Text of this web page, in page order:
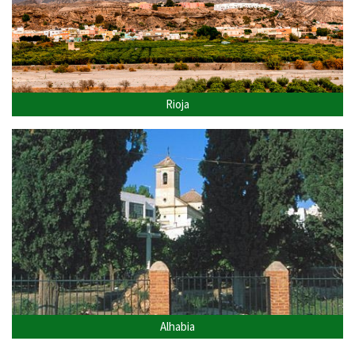
Rioja
Alhabia